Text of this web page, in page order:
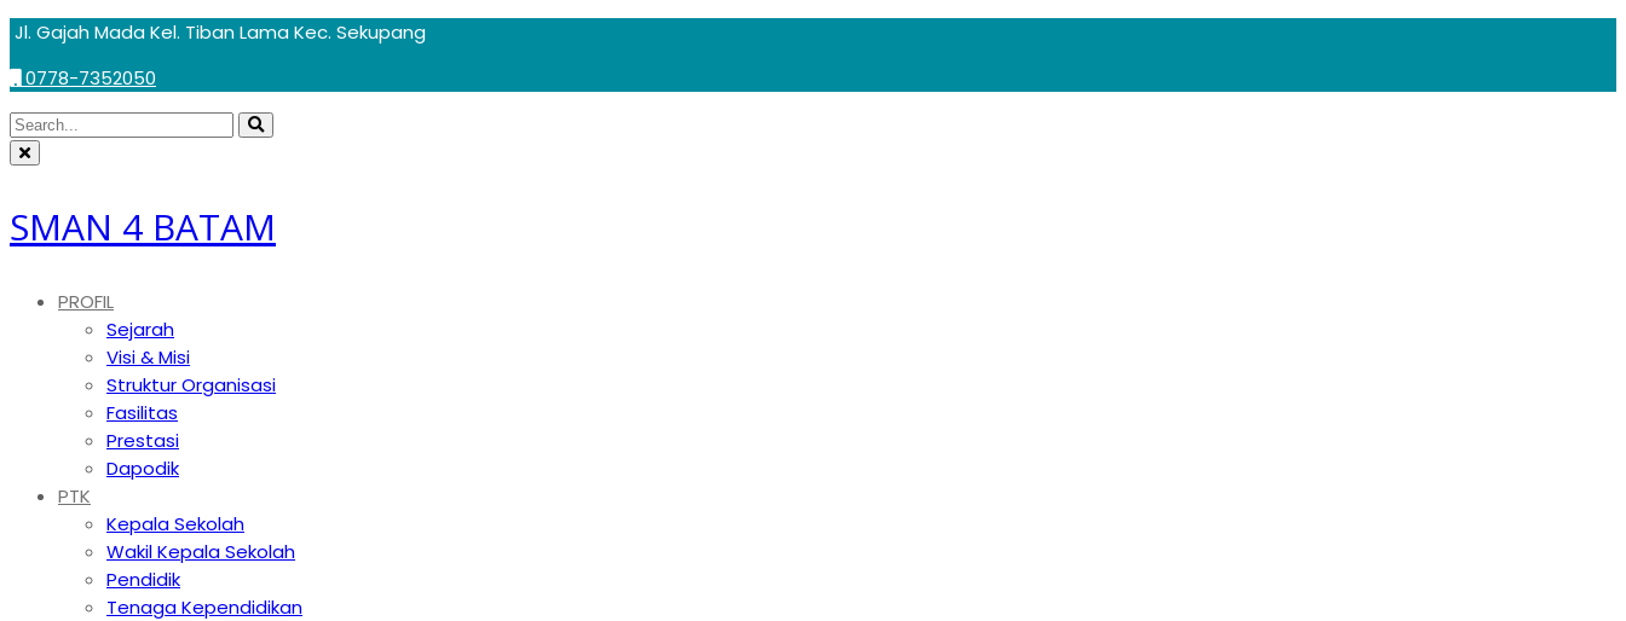
Skip
content
Jl. Gajah Mada Kel. Tiban Lama Kec. Sekupang
0778-7352050
Circular
focus
Search
for:
Search
Circular
focus
SMAN 4 BATAM
PROFIL
Sejarah
Visi & Misi
Struktur Organisasi
Fasilitas
Prestasi
Dapodik
PTK
Kepala Sekolah
Wakil Kepala Sekolah
Pendidik
Tenaga Kependidikan